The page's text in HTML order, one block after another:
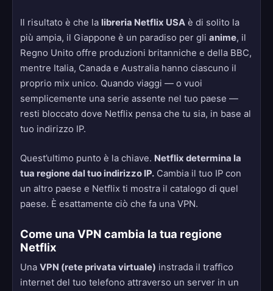
Il risultato è che la libreria Netflix USA è di solito la
più ampia, il Giappone è un paradiso per gli anime, il
Regno Unito offre produzioni britanniche e della BBC,
mentre Italia, Canada e Australia hanno ciascuno il
proprio mix unico. Quando viaggi — o vuoi
semplicemente una serie assente nel tuo paese —
resti bloccato dove Netflix pensa che tu sia, in base al
tuo indirizzo IP.
Quest’ultimo punto è la chiave. Netflix determina la
tua regione dal tuo indirizzo IP. Cambia il tuo IP con
un altro paese e Netflix ti mostra il catalogo di quel
paese. È esattamente ciò che fa una VPN.
Come una VPN cambia la tua regione
Netflix
Una VPN (rete privata virtuale) instrada il traffico
internet del tuo telefono attraverso un server in un